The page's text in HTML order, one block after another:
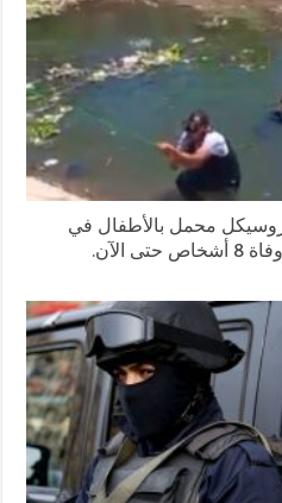
محمل بالأطفال في
الآن.